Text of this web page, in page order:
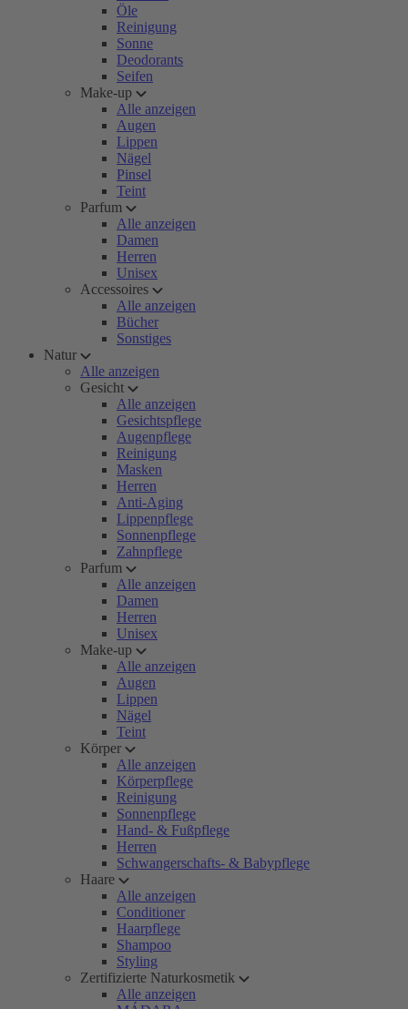
Öle
Reinigung
Sonne
Deodorants
Seifen
Make-up
Alle anzeigen
Augen
Lippen
Nägel
Pinsel
Teint
Parfum
Alle anzeigen
Damen
Herren
Unisex
Accessoires
Alle anzeigen
Bücher
Sonstiges
Natur
Alle anzeigen
Gesicht
Alle anzeigen
Gesichtspflege
Augenpflege
Reinigung
Masken
Herren
Anti-Aging
Lippenpflege
Sonnenpflege
Zahnpflege
Parfum
Alle anzeigen
Damen
Herren
Unisex
Make-up
Alle anzeigen
Augen
Lippen
Nägel
Teint
Körper
Alle anzeigen
Körperpflege
Reinigung
Sonnenpflege
Hand- & Fußpflege
Herren
Schwangerschafts- & Babypflege
Haare
Alle anzeigen
Conditioner
Haarpflege
Shampoo
Styling
Zertifizierte Naturkosmetik
Alle anzeigen